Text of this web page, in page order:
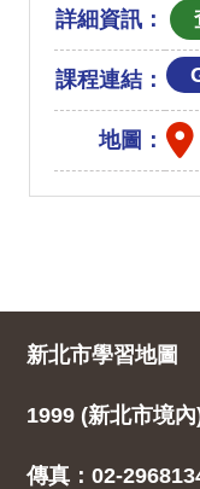
詳細資訊：
課程連結：
地圖：
新北市學習地圖
1999 (新北市境
傳真：02-